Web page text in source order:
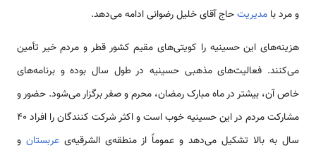
و مرد با مدیریتحاج آقای خلیل رضوانی ادامه می‌دهد.
هزینه‌های این حسینیه را کویتی‌های مقیم کشور قطر و مردم خیر تأمین
می‌كنند. فعالیت‌های مذهبی حسینیه در طول سال بوده و برنامه‌ها‌ی
خاص آن، بیشتر در ماه مبارک رمضان، محرم و صفر برگزار می‌شود. حضور و
مشارکت مردم در این حسینیه خوب است و اکثر شرکت کنندگان را افراد 40
سال به بالا تشكیل می‌دهد و عموماً از منطقه‌ی الشرقیه‌ی عربستان و